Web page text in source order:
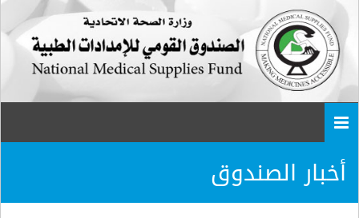
أخبار الصندوق